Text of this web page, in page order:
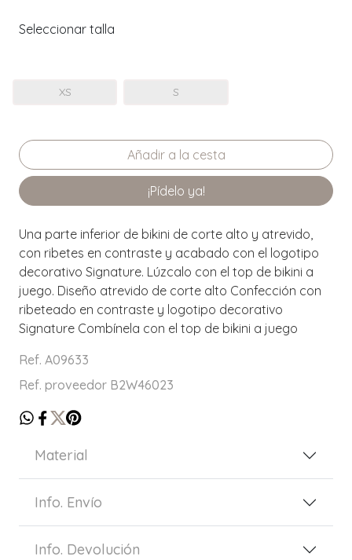
Seleccionar talla
XS S
¡Pídelo ya!
Una parte inferior de bikini de corte alto y atrevido,
con ribetes en contraste y acabado con el logotipo
decorativo Signature. Lúzcalo con el top de bikini a
juego. Diseño atrevido de corte alto Confección con
ribeteado en contraste y logotipo decorativo
Signature Combínela con el top de bikini a juego
Ref. A09633
Ref. proveedor B2W46023
Material
Info. Envío
Info. Devolución